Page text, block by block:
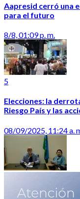
Aapresid cerró una
para el futuro
8/8, 01:09 p. m.
5
Elecciones: la
Riesgo País y las
08/09/2025, 11:24 a.